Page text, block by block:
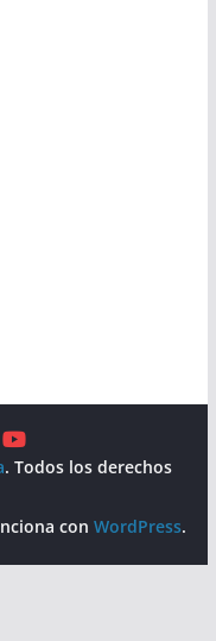
. Todos los derechos
con WordPress.